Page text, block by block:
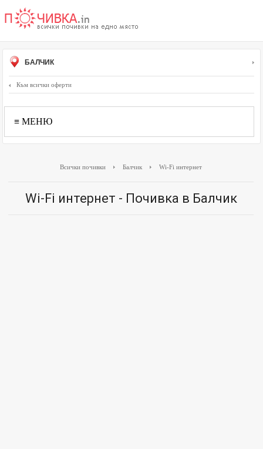
БАЛЧИК
Към всички оферти
≡ МЕНЮ
Всички почивки Балчик Wi-Fi интернет
Wi-Fi интернет - Почивка в Балчик